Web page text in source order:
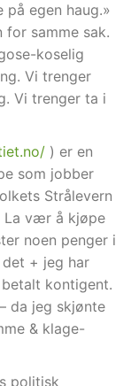
på egen haug.»
for samme sak.
koselig
Vi trenger
Vi trenger ta i
) er en
som jobber
Strålevern
La vær å kjøpe
noen penger i
det + jeg har
kontigent.
da jeg skjønte
& klage-
politisk